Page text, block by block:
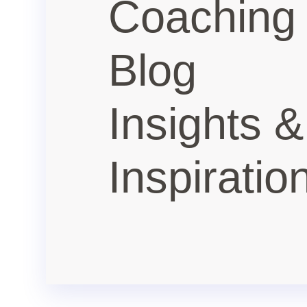
Coaching
Blog
Insights &